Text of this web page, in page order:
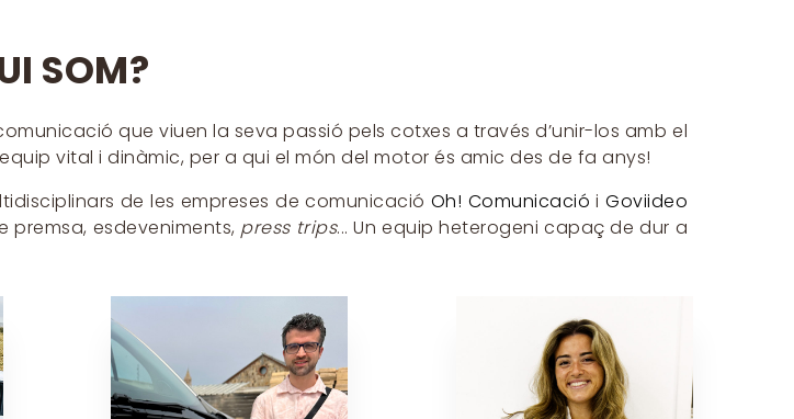
SOM?
que viuen la seva passió pels cotxes a través d’unir-los amb el
vital i dinàmic, per a qui el món del motor és amic des de fa anys!
de les empreses de comunicació Oh! Comunicació iGoviideo
esdeveniments, press trips... Un equip heterogeni capaç de dur a